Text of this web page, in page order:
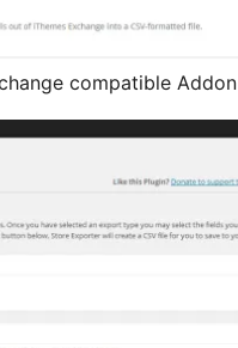
compatible Addon